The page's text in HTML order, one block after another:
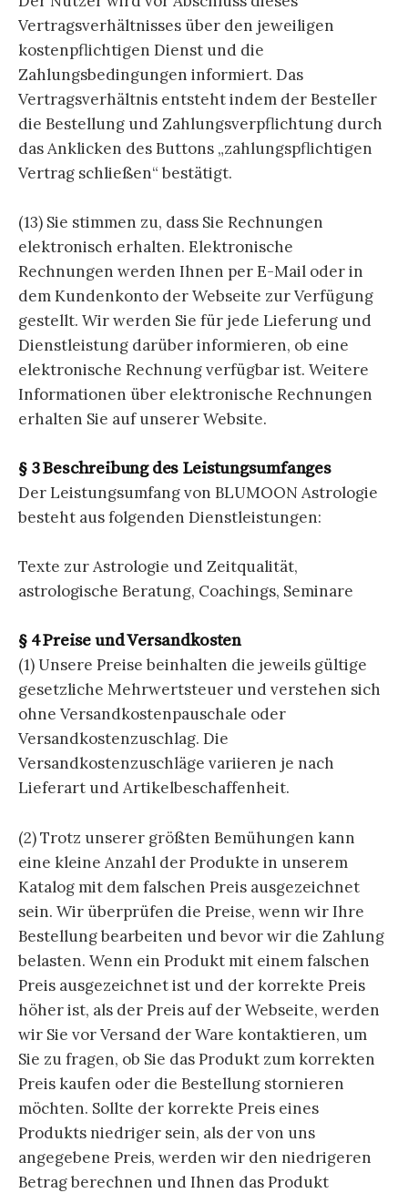
Vertragsverhältnisses über den jeweiligen
kostenpflichtigen Dienst und die
Zahlungsbedingungen informiert. Das
Vertragsverhältnis entsteht indem der Besteller
die Bestellung und Zahlungsverpflichtung durch
das Anklicken des Buttons „zahlungspflichtigen
Vertrag schließen“ bestätigt.
(13) Sie stimmen zu, dass Sie Rechnungen
elektronisch erhalten. Elektronische
Rechnungen werden Ihnen per E-Mail oder in
dem Kundenkonto der Webseite zur Verfügung
gestellt. Wir werden Sie für jede Lieferung und
Dienstleistung darüber informieren, ob eine
elektronische Rechnung verfügbar ist. Weitere
Informationen über elektronische Rechnungen
erhalten Sie auf unserer Website.
§ 3 Beschreibung des Leistungsumfanges
Der Leistungsumfang von BLUMOON Astrologie
besteht aus folgenden Dienstleistungen:
Texte zur Astrologie und Zeitqualität,
astrologische Beratung, Coachings, Seminare
§ 4 Preise und Versandkosten
(1) Unsere Preise beinhalten die jeweils gültige
gesetzliche Mehrwertsteuer und verstehen sich
ohne Versandkostenpauschale oder
Versandkostenzuschlag. Die
Versandkostenzuschläge variieren je nach
Lieferart und Artikelbeschaffenheit.
(2) Trotz unserer größten Bemühungen kann
eine kleine Anzahl der Produkte in unserem
Katalog mit dem falschen Preis ausgezeichnet
sein. Wir überprüfen die Preise, wenn wir Ihre
Bestellung bearbeiten und bevor wir die Zahlung
belasten. Wenn ein Produkt mit einem falschen
Preis ausgezeichnet ist und der korrekte Preis
höher ist, als der Preis auf der Webseite, werden
wir Sie vor Versand der Ware kontaktieren, um
Sie zu fragen, ob Sie das Produkt zum korrekten
Preis kaufen oder die Bestellung stornieren
möchten. Sollte der korrekte Preis eines
Produkts niedriger sein, als der von uns
angegebene Preis, werden wir den niedrigeren
Betrag berechnen und Ihnen das Produkt